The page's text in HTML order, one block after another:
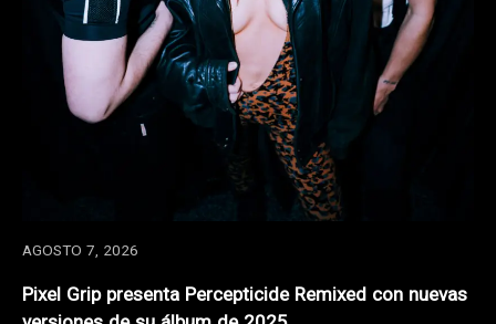
AGOSTO 7, 2026
Pixel Grip presenta Percepticide Remixed con nuevas